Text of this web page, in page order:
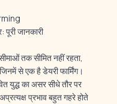
पूरी जानकारी
तक सीमित नहीं रहता,
से एक है डेयरी फार्मिंग।
युद्ध का असर सीधे तौर पर
प्रभाव बहुत गहरे होते